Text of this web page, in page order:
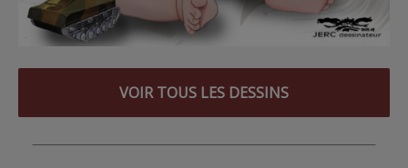
VOIR TOUS LES DESSINS